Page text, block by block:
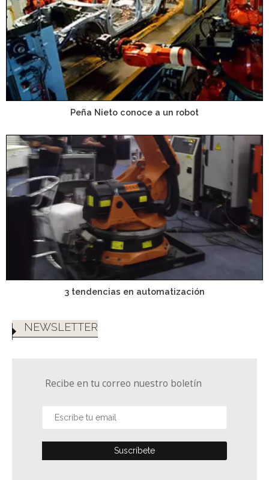
Peña Nieto conoce a un robot
3 tendencias en automatización
NEWSLETTER
Recibe en tu correo nuestro boletín